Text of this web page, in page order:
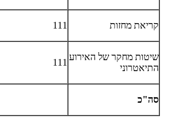
קריאת מחזות 111
שיטות מחקר של האירוע
התיאטרוני
111
סה"כ